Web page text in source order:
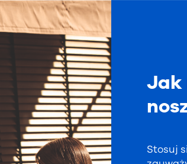
Jak
Stosuj